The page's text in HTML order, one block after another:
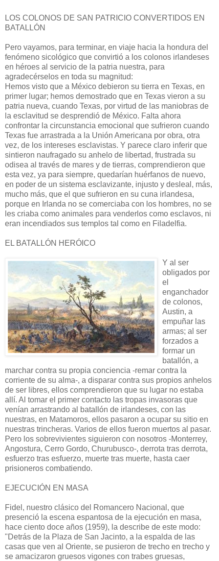
LOS COLONOS DE SAN PATRICIO CONVERTIDOS EN
BATALLÓN
Pero vayamos, para terminar, en viaje hacia la hondura del
fenómeno sicológico que convirtió a los colonos irlandeses
en héroes al servicio de la patria nuestra, para
agradecérselos en toda su magnitud:
Hemos visto que a México debieron su tierra en Texas, en
primer lugar; hemos demostrado que en Texas vieron a su
patria nueva, cuando Texas, por virtud de las maniobras de
la esclavitud se desprendió de Méxi­co. Falta ahora
confrontar la circunstancia emocional que sufrieron cuando
Texas fue arrastrada a la Unión Americana por obra, otra
vez, de los intereses esclavistas. Y parece claro inferir que
sintieron naufragado su anhelo de libertad, frustrada su
odisea al través de mares y de tierras, comprendieron que
esta vez, ya para siempre, quedarían huérfanos de nuevo,
en poder de un sistema esclavizante, injusto y desleal, más,
mucho más, que el que sufrieron en su cuna irlandesa,
porque en Irlanda no se comerciaba con los hombres, no se
les criaba como animales para venderlos como esclavos, ni
eran incendiados sus templos tal como en Filadelfia.
EL BATALLÓN HERÓICO
Y al ser
obligados por
el
enganchador
de colonos,
Austin, a
empuñar las
armas; al ser
forzados a
formar un
batallón, a
marchar contra su propia conciencia -remar contra la
corriente de su alma-, a disparar contra sus propios anhelos
de ser libres, ellos comprendieron que su lugar no estaba
allí. Al tomar el primer contacto las tropas invasoras que
venían arrastrando al batallón de irlandeses, con las
nuestras, en Matamoros, ellos pasaron a ocupar su sitio en
nuestras trincheras. Varios de ellos fueron muertos al pasar.
Pero los sobrevivientes siguieron con nosotros -Monterrey,
Angos­tura, Cerro Gordo, Churubusco-, derrota tras derrota,
esfuerzo tras esfuerzo, muerte tras muerte, hasta caer
prisioneros combatiendo.
EJECUCIÓN EN MASA
Fidel, nuestro clásico del Romancero Nacional, que
presenció la escena espantosa de la ejecución en masa,
hace ciento doce años (1959), la describe de este modo:
"Detrás de la Plaza de San Jacinto, a la espalda de las
casas que ven al Oriente, se pusieron de trecho en trecho y
se amacizaron gruesos vigones con trabes gruesas,